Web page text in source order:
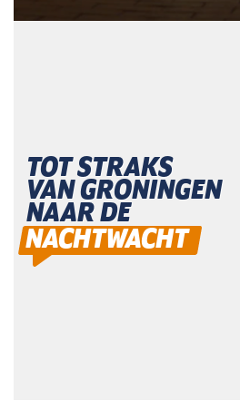
TOT STRAKS
VAN GRONINGEN
NAAR DE
NACHTWACHT